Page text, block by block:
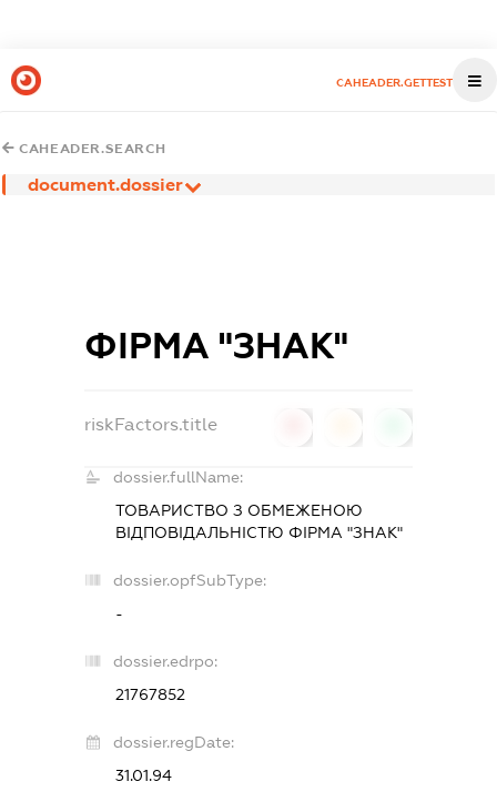
CAHEADER.GETTEST
CAHEADER.SEARCH
document.dossier
ФІРМА "ЗНАК"
riskFactors.title
dossier.fullName:
ТОВАРИСТВО З ОБМЕЖЕНОЮ
ВІДПОВІДАЛЬНІСТЮ ФІРМА "ЗНАК"
dossier.opfSubType:
-
dossier.edrpo:
21767852
dossier.regDate:
31.01.94